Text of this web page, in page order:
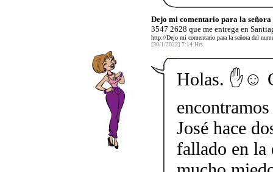
Dejo mi comentario para la
3547 2628 que me entrega en
http://Dejo mi comentario para la señora del
[30/1/2022] 7:14 Hrs.
Holas. ✋☺️
José hace
fallado en la